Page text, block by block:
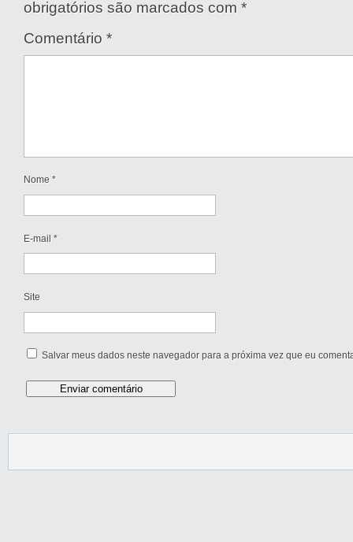
obrigatórios são marcados com *
Comentário *
Nome *
E-mail *
Site
Salvar meus dados neste navegador para a próxima vez que eu